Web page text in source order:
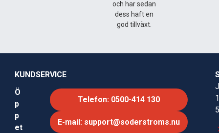
och har sedan
dess haft en
god tillväxt.
KUNDSERVICE
Ö
p
p
et
Telefon: 0500-414 130
E-mail: support@soderstroms.nu